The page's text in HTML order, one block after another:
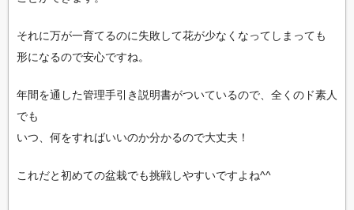
それに万が一育てるのに失敗して花が少なくなってしまっても
形になるので安心ですね。
年間を通した管理手引き説明書がついているので、全くのド素人
でも
いつ、何をすればいいのか分かるので大丈夫！
これだと初めての盆栽でも挑戦しやすいですよね^^